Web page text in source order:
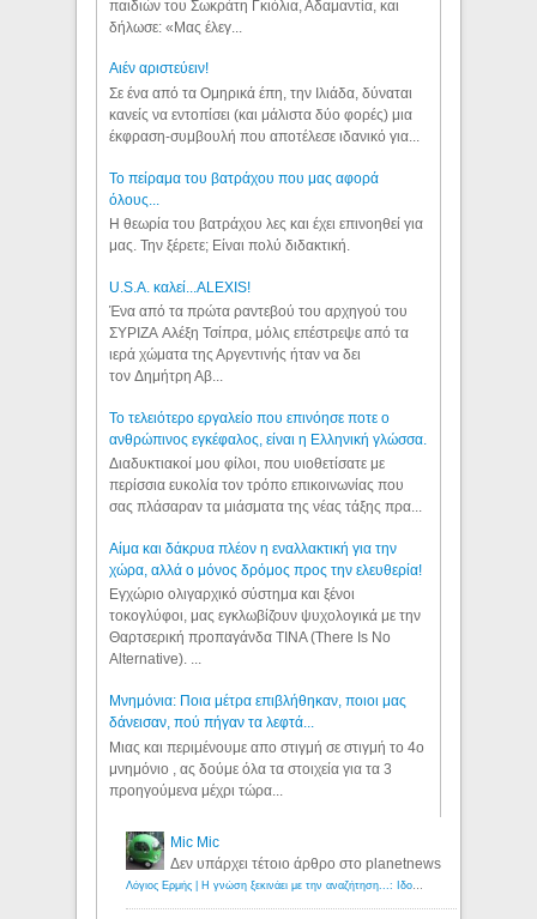
παιδιών του Σωκράτη Γκιόλια, Αδαμαντία, και
δήλωσε: «Μας έλεγ...
Aιέν αριστεύειν!
Σε ένα από τα Ομηρικά έπη, την Ιλιάδα, δύναται
κανείς να εντοπίσει (και μάλιστα δύο φορές) μια
έκφραση-συμβουλή που αποτέλεσε ιδανικό για...
Το πείραμα του βατράχου που μας αφορά
όλους...
Η θεωρία του βατράχου λες και έχει επινοηθεί για
μας. Την ξέρετε; Είναι πολύ διδακτική.
U.S.A. καλεί...ALEXIS!
Ένα από τα πρώτα ραντεβού του αρχηγού του
ΣΥΡΙΖΑ Αλέξη Τσίπρα, μόλις επέστρεψε από τα
ιερά χώματα της Αργεντινής ήταν να δει
τον Δημήτρη Αβ...
Το τελειότερο εργαλείο που επινόησε ποτε ο
ανθρώπινος εγκέφαλος, είναι η Ελληνική γλώσσα.
Διαδυκτιακοί μου φίλοι, που υιοθετίσατε με
περίσσια ευκολία τον τρόπο επικοινωνίας που
σας πλάσαραν τα μιάσματα της νέας τάξης πρα...
Αίμα και δάκρυα πλέον η εναλλακτική για την
χώρα, αλλά ο μόνος δρόμος προς την ελευθερία!
Εγχώριο ολιγαρχικό σύστημα και ξένοι
τοκογλύφοι, μας εγκλωβίζουν ψυχολογικά με την
Θαρτσερική προπαγάνδα TINA (There Is No
Alternative). ...
Μνημόνια: Ποια μέτρα επιβλήθηκαν, ποιοι μας
δάνεισαν, πού πήγαν τα λεφτά...
Μιας και περιμένουμε απο στιγμή σε στιγμή το 4ο
μνημόνιο , ας δούμε όλα τα στοιχεία για τα 3
προηγούμενα μέχρι τώρα...
Mic Mic
Δεν υπάρχει τέτοιο άρθρο στο planetnews
Λόγιος Ερμής | Η γνώση ξεκινάει με την αναζήτηση...: Ιδού οι 18 που χρωστούν 11 δις ευρώ!